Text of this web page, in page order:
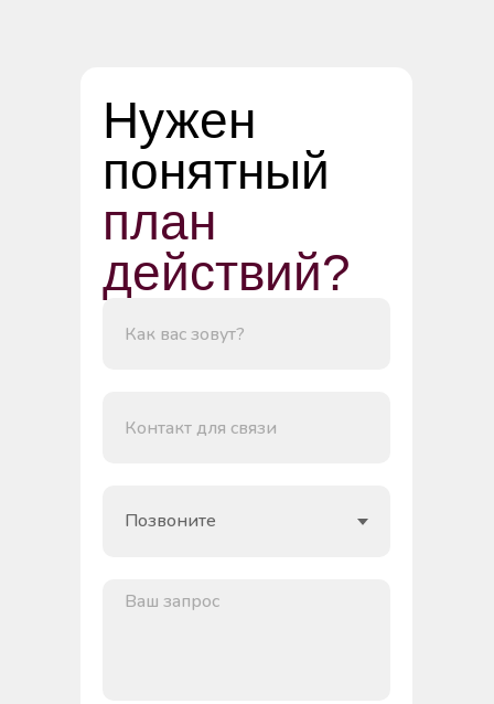
Нужен
понятный
план
действий?